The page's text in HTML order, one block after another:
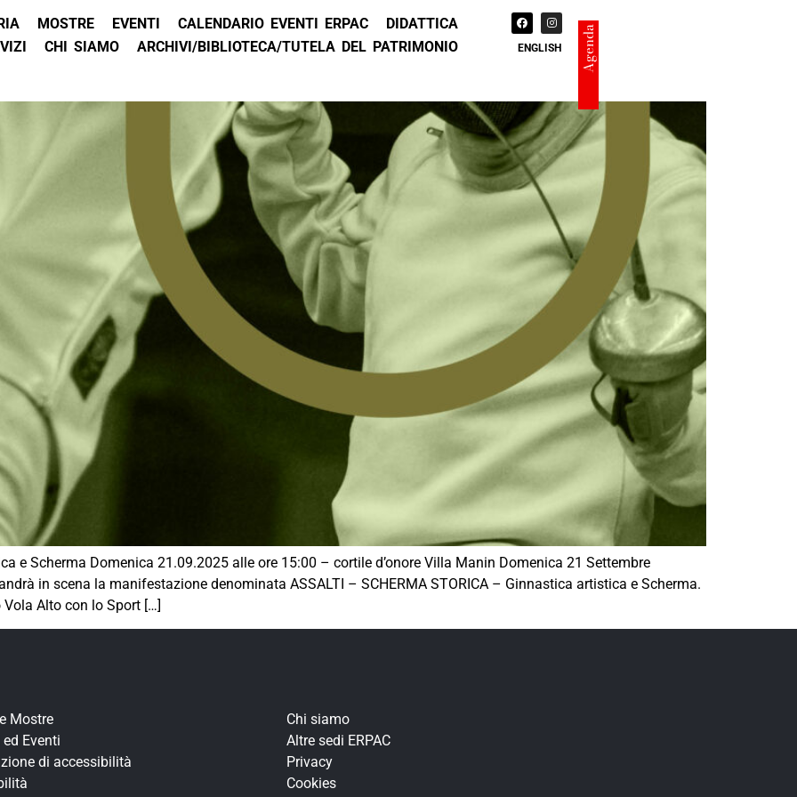
MOSTRE EVENTI CALENDARIO EVENTI ERPAC
DIDATTICA
CHI SIAMO ARCHIVI/BIBLIOTECA/TUTELA DEL PATRIMONIO ENGLISH Agenda
e Scherma Domenica 21.09.2025 alle ore 15:00 – cortile d’onore Villa Manin Domenica 21 Settembre
in scena la manifestazione denominata ASSALTI – SCHERMA STORICA – Ginnastica artistica e Scherma.
Alto con lo Sport […]
Mostre
Eventi
di accessibilità
Chi siamo
Altre sedi ERPAC
Privacy
Cookies